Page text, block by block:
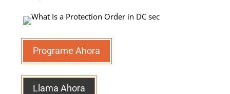
Programe Ahora
Llama Ahora